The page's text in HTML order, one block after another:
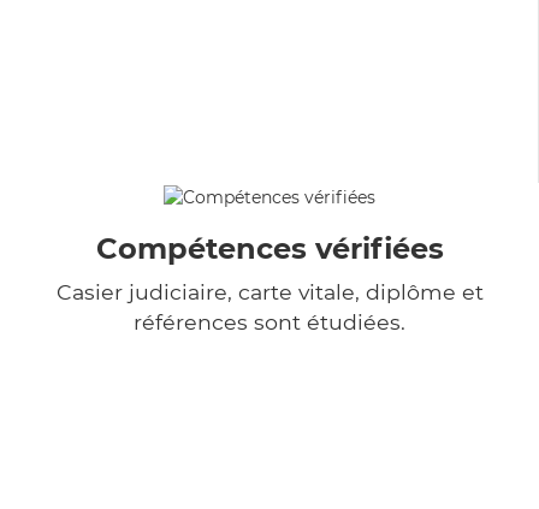
Compétences vérifiées
Casier judiciaire, carte vitale, diplôme et
références sont étudiées.